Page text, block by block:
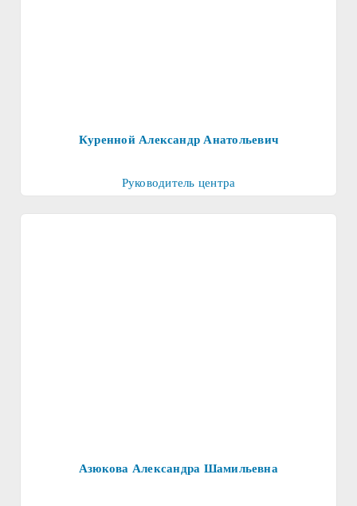
Куренной Александр Анатольевич
Руководитель центра
Азюкова Александра Шамильевна